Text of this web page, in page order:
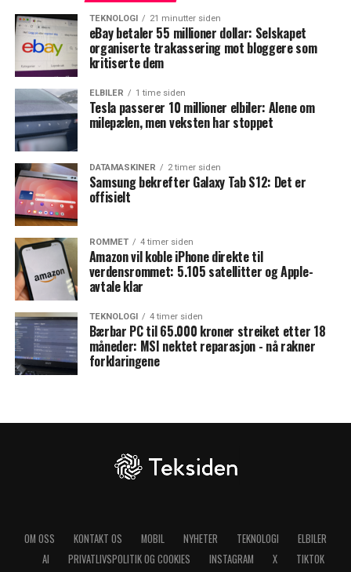
TEKNOLOGI 21 minutter siden
eBay betaler 55 millioner dollar: Selskapet
organiserte trakassering mot bloggere som
kritiserte dem
ELBILER 1 time siden
Tesla passerer 10 millioner elbiler: Alene om
milepælen, men veksten har stoppet
DATAMASKINER 2 timer siden
Samsung bekrefter Galaxy Tab S12: Det er
offisielt
ROMMET 4 timer siden
Amazon vil koble iPhone direkte til
verdensrommet: 5.105 satellitter og Apple-
avtale klar
TEKNOLOGI 4 timer siden
Bærbar PC til 65.000 kroner streiket etter 18
måneder: MSI nektet reparasjon - nå rakner
forklaringene
OM OSS KONTAKT OS MOBIL NYHETER TEKNOLOGI
ELBILER
AI
PRIVATLIVSPOLITIK OG COOKIES INSTAGRAM X TIKTOK